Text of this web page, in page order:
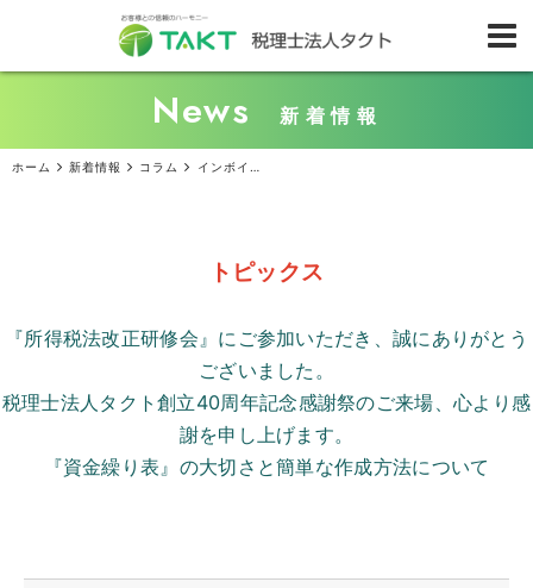
News 新着情報
ホーム 新着情報 コラム インボイス制度のQ＆A
トピックス
『所得税法改正研修会』にご参加いただき、誠にありがとう
ございました。
税理士法人タクト創立40周年記念感謝祭のご来場、心より感
謝を申し上げます。
『資金繰り表』の大切さと簡単な作成方法について